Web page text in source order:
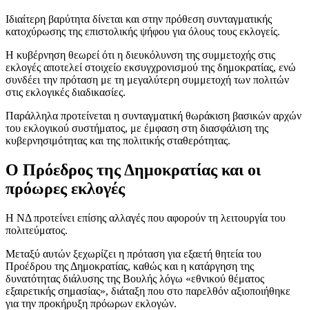
Ιδιαίτερη βαρύτητα δίνεται και στην πρόθεση συνταγματικής
κατοχύρωσης της επιστολικής ψήφου για όλους τους εκλογείς.
Η κυβέρνηση θεωρεί ότι η διευκόλυνση της συμμετοχής στις
εκλογές αποτελεί στοιχείο εκσυγχρονισμού της δημοκρατίας, ενώ
συνδέει την πρόταση με τη μεγαλύτερη συμμετοχή των πολιτών
στις εκλογικές διαδικασίες.
Παράλληλα προτείνεται η συνταγματική θωράκιση βασικών αρχών
του εκλογικού συστήματος, με έμφαση στη διασφάλιση της
κυβερνησιμότητας και της πολιτικής σταθερότητας.
Ο Πρόεδρος της Δημοκρατίας και οι
πρόωρες εκλογές
Η ΝΔ προτείνει επίσης αλλαγές που αφορούν τη λειτουργία του
πολιτεύματος.
Μεταξύ αυτών ξεχωρίζει η πρόταση για εξαετή θητεία του
Προέδρου της Δημοκρατίας, καθώς και η κατάργηση της
δυνατότητας διάλυσης της Βουλής λόγω «εθνικού θέματος
εξαιρετικής σημασίας», διάταξη που στο παρελθόν αξιοποιήθηκε
για την προκήρυξη πρόωρων εκλογών.